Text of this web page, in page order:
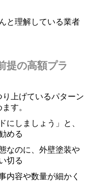
と理解している業者
提の高額プラ
上げているパターン
す。
にしましょう」と、
める
なのに、外壁塗装や
切る
内容や数量が細かく